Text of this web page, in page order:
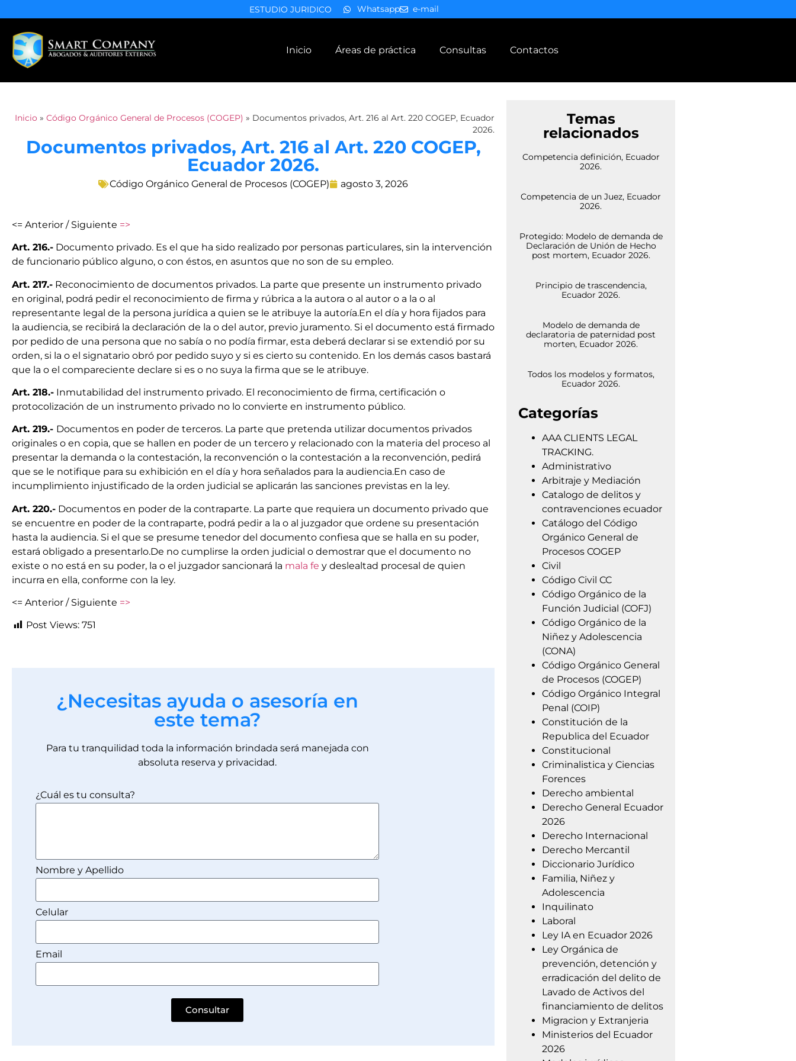
ESTUDIO JURIDICO Whatsapp e-mail
Inicio Áreas de práctica Consultas Contactos
Inicio » Código Orgánico General de Procesos (COGEP) » Documentos privados, Art. 216 al Art. 220 COGEP, Ecuador
2026.
Documentos privados, Art. 216 al Art. 220 COGEP,
Ecuador 2026.
Código Orgánico General de Procesos (COGEP) agosto 3, 2026
<= Anterior / Siguiente =>
Art. 216.- Documento privado. Es el que ha sido realizado por personas particulares, sin la intervención
de funcionario público alguno, o con éstos, en asuntos que no son de su empleo.
Art. 217.- Reconocimiento de documentos privados. La parte que presente un instrumento privado
en original, podrá pedir el reconocimiento de firma y rúbrica a la autora o al autor o a la o al
representante legal de la persona jurídica a quien se le atribuye la autoría.En el día y hora fijados para
la audiencia, se recibirá la declaración de la o del autor, previo juramento. Si el documento está firmado
por pedido de una persona que no sabía o no podía firmar, esta deberá declarar si se extendió por su
orden, si la o el signatario obró por pedido suyo y si es cierto su contenido. En los demás casos bastará
que la o el compareciente declare si es o no suya la firma que se le atribuye.
Art. 218.- Inmutabilidad del instrumento privado. El reconocimiento de firma, certificación o
protocolización de un instrumento privado no lo convierte en instrumento público.
Art. 219.- Documentos en poder de terceros. La parte que pretenda utilizar documentos privados
originales o en copia, que se hallen en poder de un tercero y relacionado con la materia del proceso al
presentar la demanda o la contestación, la reconvención o la contestación a la reconvención, pedirá
que se le notifique para su exhibición en el día y hora señalados para la audiencia.En caso de
incumplimiento injustificado de la orden judicial se aplicarán las sanciones previstas en la ley.
Art. 220.- Documentos en poder de la contraparte. La parte que requiera un documento privado que
se encuentre en poder de la contraparte, podrá pedir a la o al juzgador que ordene su presentación
hasta la audiencia. Si el que se presume tenedor del documento confiesa que se halla en su poder,
estará obligado a presentarlo.De no cumplirse la orden judicial o demostrar que el documento no
existe o no está en su poder, la o el juzgador sancionará la mala fe y deslealtad procesal de quien
incurra en ella, conforme con la ley.
<= Anterior / Siguiente =>
Post Views: 751
¿Necesitas ayuda o asesoría en
este tema?
Para tu tranquilidad toda la información brindada será manejada con
absoluta reserva y privacidad.
¿Cuál es tu consulta?
Nombre y Apellido
Celular
Email
Consultar
Temas
relacionados
Competencia definición, Ecuador
2026.
Competencia de un Juez, Ecuador
2026.
Protegido: Modelo de demanda de
Declaración de Unión de Hecho
post mortem, Ecuador 2026.
Principio de trascendencia,
Ecuador 2026.
Modelo de demanda de
declaratoria de paternidad post
morten, Ecuador 2026.
Todos los modelos y formatos,
Ecuador 2026.
Categorías
AAA CLIENTS LEGAL
TRACKING.
Administrativo
Arbitraje y Mediación
Catalogo de delitos y
contravenciones ecuador
Catálogo del Código
Orgánico General de
Procesos COGEP
Civil
Código Civil CC
Código Orgánico de la
Función Judicial (COFJ)
Código Orgánico de la
Niñez y Adolescencia
(CONA)
Código Orgánico General
de Procesos (COGEP)
Código Orgánico Integral
Penal (COIP)
Constitución de la
Republica del Ecuador
Constitucional
Criminalistica y Ciencias
Forences
Derecho ambiental
Derecho General Ecuador
2026
Derecho Internacional
Derecho Mercantil
Diccionario Jurídico
Familia, Niñez y
Adolescencia
Inquilinato
Laboral
Ley IA en Ecuador 2026
Ley Orgánica de
prevención, detención y
erradicación del delito de
Lavado de Activos del
financiamiento de delitos
Migracion y Extranjeria
Ministerios del Ecuador
2026